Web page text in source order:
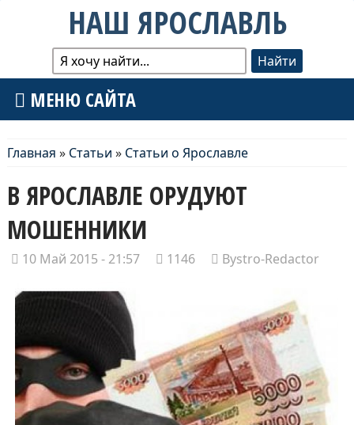
НАШ ЯРОСЛАВЛЬ
МЕНЮ САЙТА
Главная » Статьи » Статьи о Ярославле
В ЯРОСЛАВЛЕ ОРУДУЮТ
МОШЕННИКИ
10 Май 2015 - 21:57 1146 Bystro-Redactor